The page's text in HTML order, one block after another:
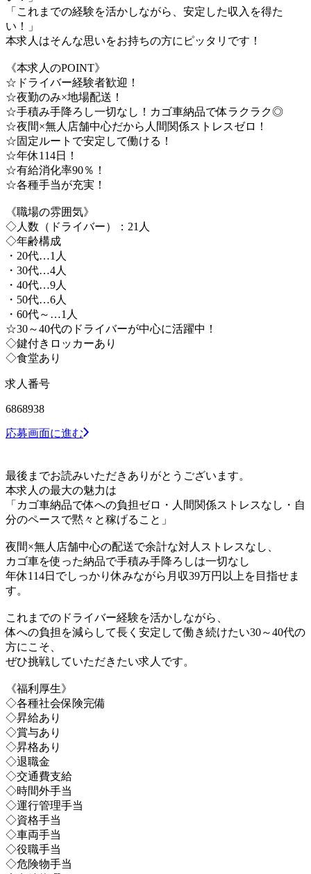
「これまでの経験を活かしながら、安定した収入を得た
い！」
本求人はそんな思いをお持ちの方にピッタリです！
《本求人のPOINT》
☆ドライバー経験者歓迎！
☆夜勤のみ×地場配送！
☆手積み手降ろし一切なし！カゴ車納品で体ラクラク◎
☆夜間×無人店舗中心だから人間関係ストレスゼロ！
☆固定ルートで安定して働ける！
☆年休114日！
☆有給消化率90％！
☆各種手当が充実！
《職場の雰囲気》
◇人数（ドライバー）：21人
◇年齢構成
・20代…1人
・30代…4人
・40代…9人
・50代…6人
・60代～…1人
☆30～40代のドライバーが中心に活躍中！
◇鍵付きロッカーあり
◇食堂あり
求人番号
6868938
応募画面に進む
最後までお読みいただきありがとうございます。
本求人の最大の魅力は
「カゴ車納品で体への負担ゼロ・人間関係ストレスなし・自
分のペースで黙々と稼げること」
夜間×無人店舗中心の配送で余計な対人ストレスなし、
カゴ車を使った納品で手積み手降ろしは一切なし
年休114日でしっかり休みながら月収39万円以上を目指せま
す。
これまでのドライバー経験を活かしながら、
体への負担を減らして長く安定して働き続けたい30～40代の
方にこそ、
ぜひ挑戦していただきたい求人です。
《福利厚生》
◇各種社会保険完備
◇昇給あり
◇賞与あり
◇昇格あり
◇退職金
◇交通費支給
◇時間外手当
◇運行管理手当
◇資格手当
◇車両手当
◇役職手当
◇危険物手当